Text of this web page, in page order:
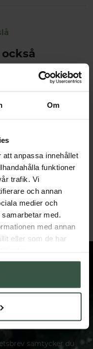
Om
anpassa innehållet
funktioner
trafik. Vi
och annan
medier och
med.
med annan
eller som de har
Great Essentials
498 kr 598 kr
LÄGG I VARUKORGEN
samtycker du